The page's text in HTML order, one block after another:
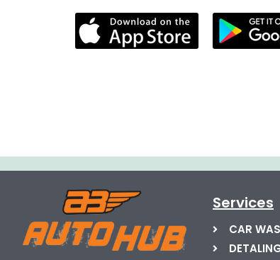
Services
CAR